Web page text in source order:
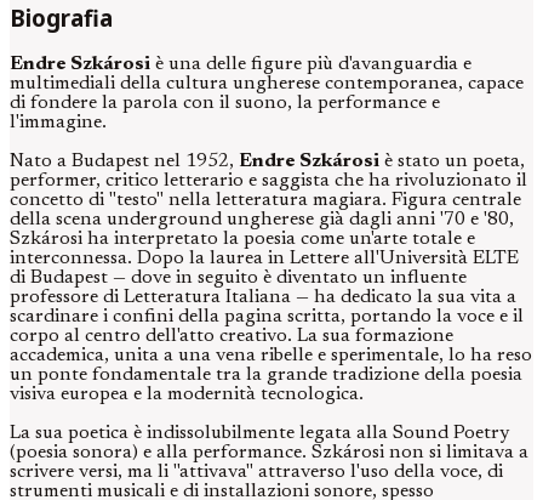
Biografia
Endre Szkárosi è una delle figure più d'avanguardia e
multimediali della cultura ungherese contemporanea, capace
di fondere la parola con il suono, la performance e
l'immagine.
Nato a Budapest nel 1952, Endre Szkárosi è stato un poeta,
performer, critico letterario e saggista che ha rivoluzionato il
concetto di "testo" nella letteratura magiara. Figura centrale
della scena underground ungherese già dagli anni '70 e '80,
Szkárosi ha interpretato la poesia come un'arte totale e
interconnessa. Dopo la laurea in Lettere all'Università ELTE
di Budapest — dove in seguito è diventato un influente
professore di Letteratura Italiana — ha dedicato la sua vita a
scardinare i confini della pagina scritta, portando la voce e il
corpo al centro dell'atto creativo. La sua formazione
accademica, unita a una vena ribelle e sperimentale, lo ha reso
un ponte fondamentale tra la grande tradizione della poesia
visiva europea e la modernità tecnologica.
La sua poetica è indissolubilmente legata alla Sound Poetry
(poesia sonora) e alla performance. Szkárosi non si limitava a
scrivere versi, ma li "attivava" attraverso l'uso della voce, di
strumenti musicali e di installazioni sonore, spesso